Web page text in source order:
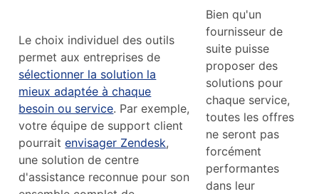
Le choix individuel des outils
permet aux entreprises de
sélectionner la solution la
mieux adaptée à chaque
besoin ou service. Par exemple,
votre équipe de support client
pourraitenvisager Zendesk,
une solution de centre
d'assistance reconnue pour son
Bien qu'un
fournisseur de
suite puisse
proposer des
solutions pour
chaque service,
toutes les offres
ne seront pas
forcément
performantes
dans leur